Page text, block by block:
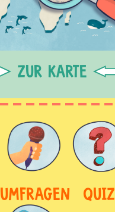
ZUR KARTE
UMFRAGEN QUIZ